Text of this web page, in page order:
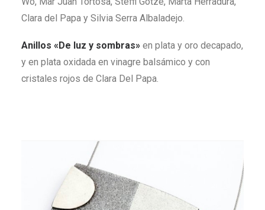
Clara del Papa y Silvia Serra Albaladejo.
Anillos «De luz y sombras» en plata y oro decapado,
y en plata oxidada en vinagre balsámico y con
cristales rojos de Clara Del Papa.